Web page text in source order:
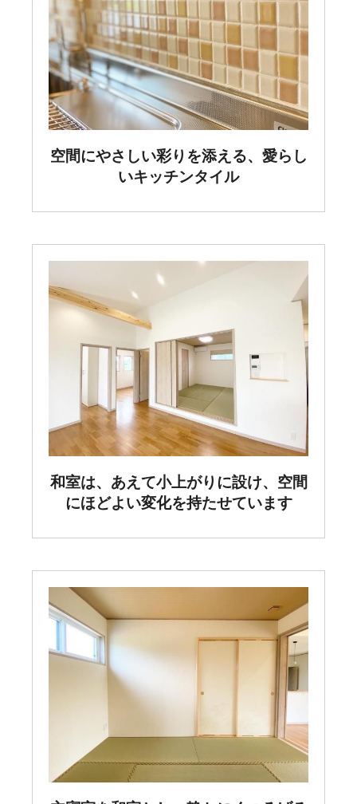
空間にやさしい彩りを添える、愛らし
いキッチンタイル
和室は、あえて小上がりに設け、空間
にほどよい変化を持たせています